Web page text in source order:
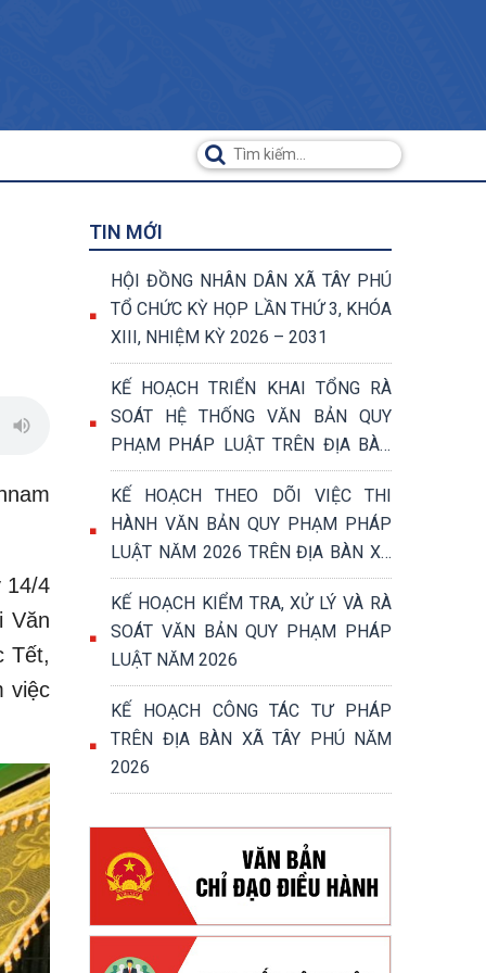
14/4
Văn
Tết,
việc
TIN MỚI
HỘI ĐỒNG NHÂN DÂN XÃ TÂY PHÚ
TỔ CHỨC KỲ HỌP LẦN THỨ 3, KHÓA
XIII, NHIỆM KỲ 2026 – 2031
KẾ HOẠCH TRIỂN KHAI TỔNG RÀ
SOÁT HỆ THỐNG VĂN BẢN QUY
PHẠM PHÁP LUẬT TRÊN ĐỊA BÀN
XÃ TÂY PHÚ NĂM 2026
KẾ HOẠCH THEO DÕI VIỆC THI
HÀNH VĂN BẢN QUY PHẠM PHÁP
LUẬT NĂM 2026 TRÊN ĐỊA BÀN XÃ
TÂY PHÚ
KẾ HOẠCH KIỂM TRA, XỬ LÝ VÀ RÀ
SOÁT VĂN BẢN QUY PHẠM PHÁP
LUẬT NĂM 2026
KẾ HOẠCH CÔNG TÁC TƯ PHÁP
TRÊN ĐỊA BÀN XÃ TÂY PHÚ NĂM
2026